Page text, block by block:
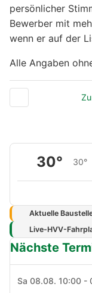
persönlicher
Bewerber mit
wenn er auf der
Alle Angaben
30° 30°
Aktuelle
Live-HVV-
Nächste
Sa 08.08. 10:00 -